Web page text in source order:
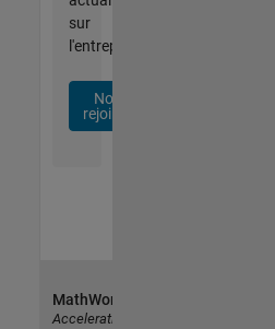
sur
l'entreprise.
Nous
rejoindre
MathWorks
Accelerating